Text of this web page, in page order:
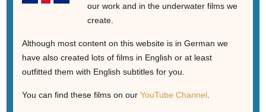
our work and in the underwater films we
create.
Although most content on this website is in German we
have also created lots of films in English or at least
outfitted them with English subtitles for you.
You can find these films on our YouTube Channel.